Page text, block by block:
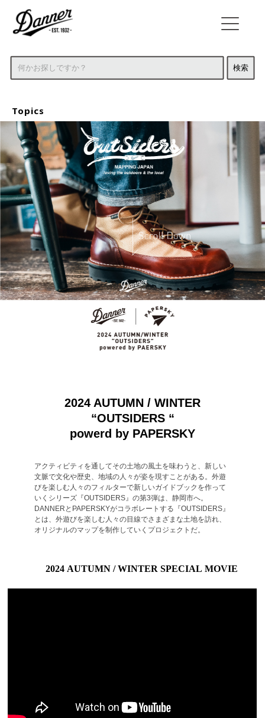
Topics
2024 AUTUMN / WINTER
“OUTSIDERS “
powerd by PAPERSKY
アクティビティを通してその土地の風土を味わうと、新しい
文脈で文化や歴史、地域の人々が姿を現すことがある。外遊
びを楽しむ人々のフィルターで新しいガイドブックを作って
いくシリーズ『OUTSIDERS』の第3弾は、静岡市へ。
DANNERとPAPERSKYがコラボレートする『OUTSIDERS』
とは、外遊びを楽しむ人々の目線でさまざまな土地を訪れ、
オリジナルのマップを制作していくプロジェクトだ。